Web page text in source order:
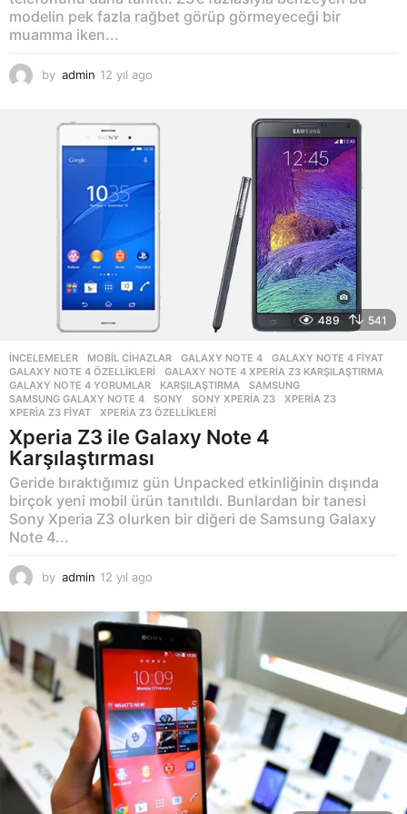
modelin pek fazla rağbet görüp görmeyeceği bir
muamma iken...
by admin 12 yıl ago
ı
l
g
489 541
İNCELEMELER ,MOBIL CIHAZLAR GALAXY NOTE 4 ,GALAXY NOTE 4 FIYAT
GALAXY NOTE 4 ÖZELLIKLERI
,GALAXY NOTE 4 XPERIA Z3 KARŞILAŞTIRMA
GALAXY NOTE 4 YORUMLAR
,KARŞILAŞTIRMA ,SAMSUNG
SAMSUNG GALAXY NOTE 4
,SONY ,SONY XPERIA Z3 ,XPERIA Z3
XPERIA Z3 FIYAT
,XPERIA Z3 ÖZELLIKLERI
Xperia Z3 ile Galaxy Note 4
Karşılaştırması
Geride bıraktığımız gün Unpacked etkinliğinin dışında
birçok yeni mobil ürün tanıtıldı. Bunlardan bir tanesi
Sony Xperia Z3 olurken bir diğeri de Samsung Galaxy
Note 4...
by admin 12 yıl ago
y
ı
a
g